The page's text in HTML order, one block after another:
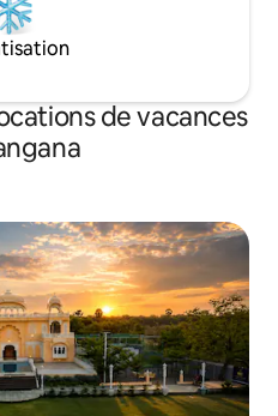
de vacances